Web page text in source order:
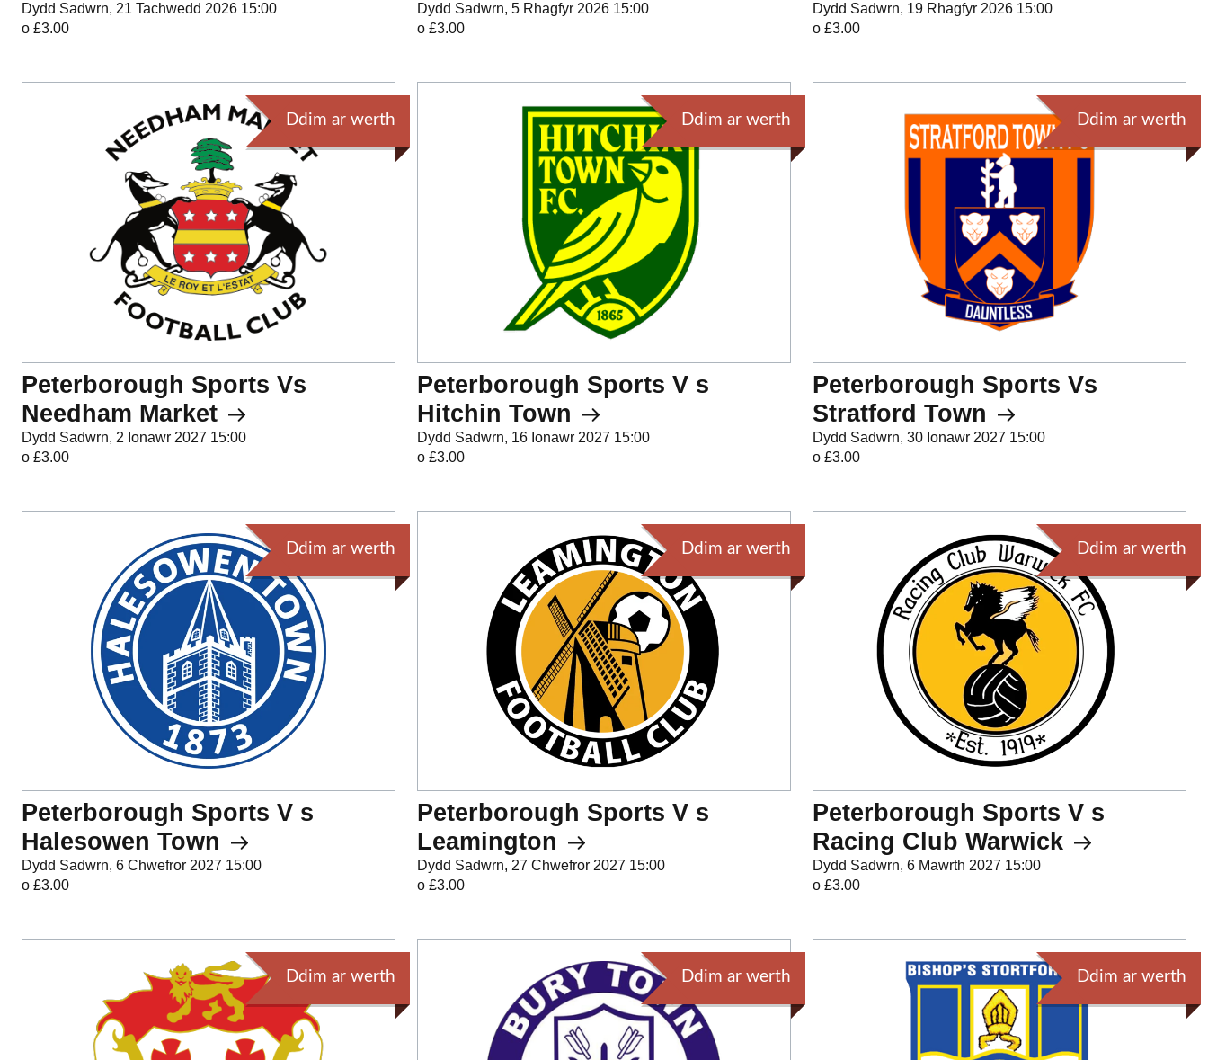
Dydd Sadwrn, 21 Tachwedd 2026 15:00
o £3.00
Dydd Sadwrn, 5 Rhagfyr 2026 15:00
o £3.00
Dydd Sadwrn, 19 Rhagfyr 2026 15:00
o £3.00
Ddim ar werth
Peterborough Sports Vs
Needham Market
Dydd Sadwrn, 2 Ionawr 2027 15:00
o £3.00
Ddim ar werth
Peterborough Sports V s
Hitchin Town
Dydd Sadwrn, 16 Ionawr 2027 15:00
o £3.00
Ddim ar werth
Peterborough Sports Vs
Stratford Town
Dydd Sadwrn, 30 Ionawr 2027 15:00
o £3.00
Ddim ar werth
Peterborough Sports V s
Halesowen Town
Dydd Sadwrn, 6 Chwefror 2027 15:00
o £3.00
Ddim ar werth
Peterborough Sports V s
Leamington
Dydd Sadwrn, 27 Chwefror 2027 15:00
o £3.00
Ddim ar werth
Peterborough Sports V s
Racing Club Warwick
Dydd Sadwrn, 6 Mawrth 2027 15:00
o £3.00
Ddim ar werth Ddim ar werth Ddim ar werth